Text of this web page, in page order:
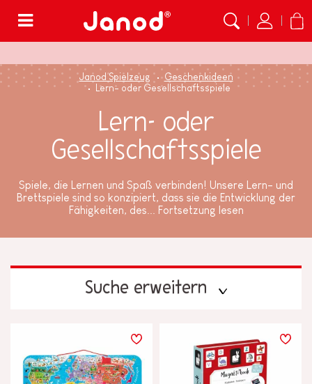
Janod Spielzeug
Geschenkideen
Lern- oder Gesellschaftsspiele
Lern- oder
Gesellschaftsspiele
Spiele, die Lernen und Spaß verbinden! Unsere Lern- und
Brettspiele sind so konzipiert, dass sie die Entwicklung der
Fähigkeiten, des...
Fortsetzung lesen
Suche erweitern
LERNEFFEKTE